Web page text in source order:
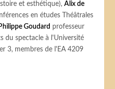
et esthétique),Alix de
en études Théâtrales
Goudard professeur
du spectacle à l'Université
3, membres de l'EA 4209